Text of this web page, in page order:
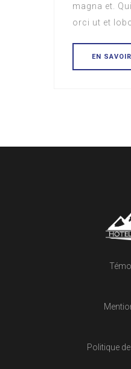
magna et.
orci ut et
EN
Politique